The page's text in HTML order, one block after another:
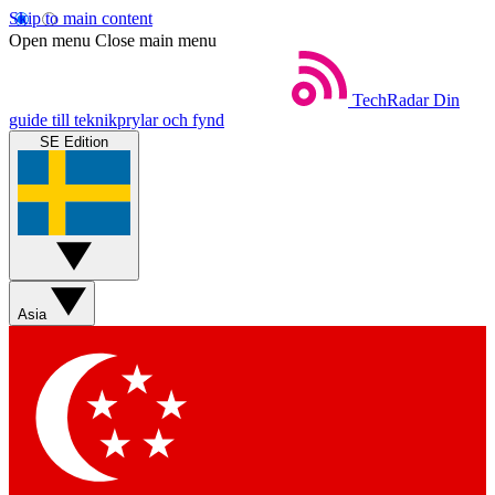
Skip to main content
Open menu Close main menu
TechRadar Din
guide till teknikprylar och fynd
SE Edition
Asia